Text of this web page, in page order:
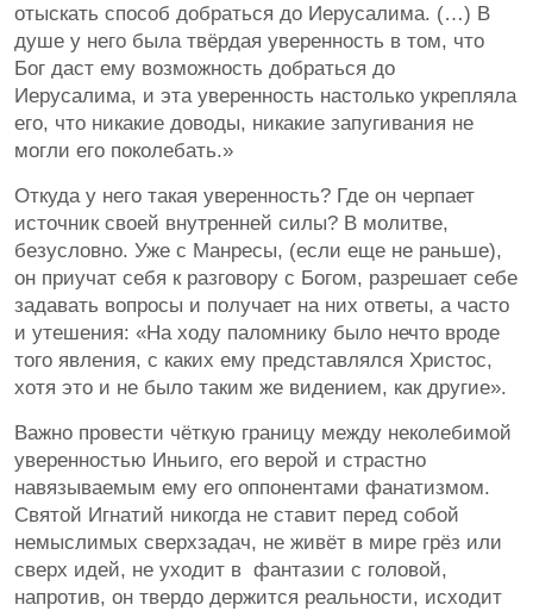
отыскать способ добраться до Иерусалима. (…) В
душе у него была твёрдая уверенность в том, что
Бог даст ему возможность добраться до
Иерусалима, и эта уверенность настолько укрепляла
его, что никакие доводы, никакие запугивания не
могли его поколебать.»
Откуда у него такая уверенность? Где он черпает
источник своей внутренней силы? В молитве,
безусловно. Уже с Манресы, (если еще не раньше),
он приучат себя к разговору с Богом, разрешает себе
задавать вопросы и получает на них ответы, а часто
и утешения: «На ходу паломнику было нечто вроде
того явления, с каких ему представлялся Христос,
хотя это и не было таким же видением, как другие».
Важно провести чёткую границу между неколебимой
уверенностью Иньиго, его верой и страстно
навязываемым ему его оппонентами фанатизмом.
Святой Игнатий никогда не ставит перед собой
немыслимых сверхзадач, не живёт в мире грёз или
сверх идей, не уходит в фантазии с головой,
напротив, он твердо держится реальности, исходит